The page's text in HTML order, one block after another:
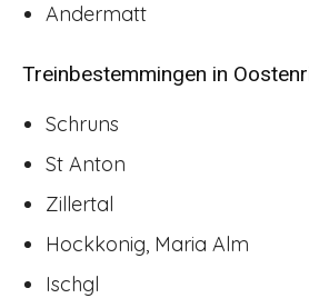
Andermatt
Treinbestemmingen in
Schruns
St Anton
Zillertal
Hockkonig, Maria Alm
Ischgl